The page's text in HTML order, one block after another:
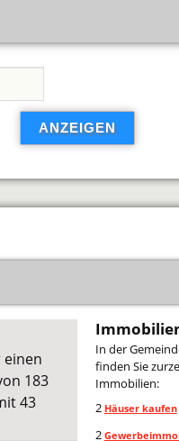
einen
183
43
In der
finden Sie
Immobilien:
2 Häuser kaufen
2